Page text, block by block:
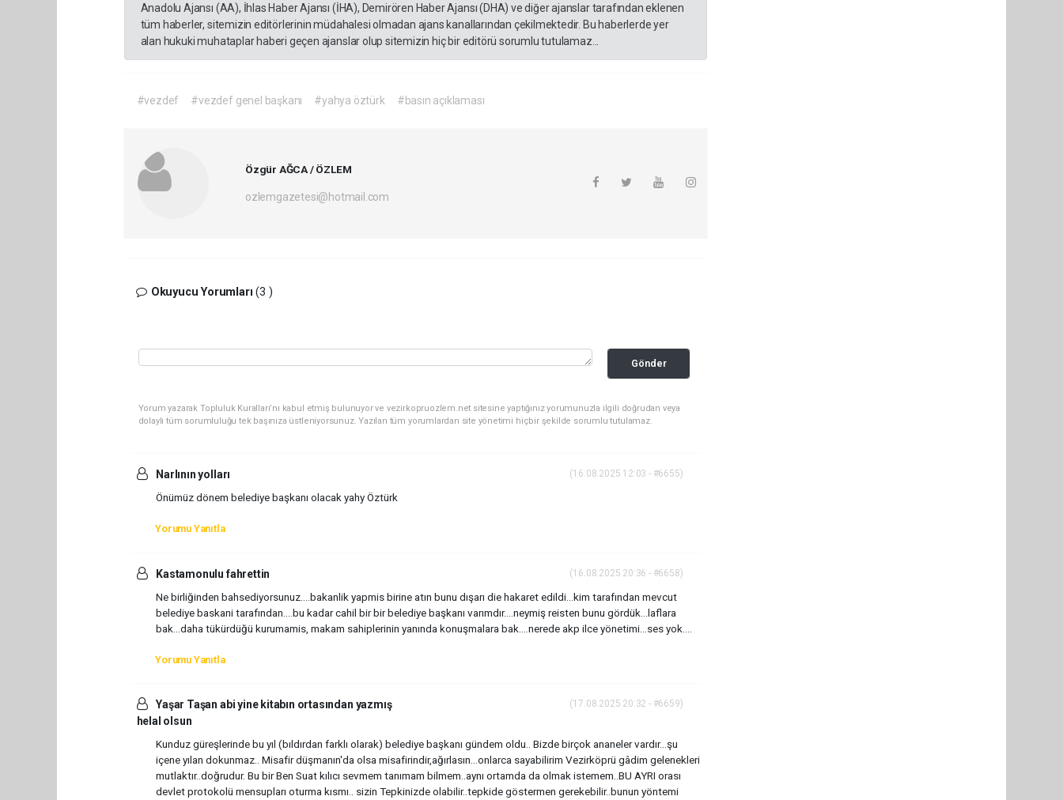
Anadolu Ajansı (AA), İhlas Haber Ajansı (İHA), Demirören Haber Ajansı (DHA) ve diğer ajanslar tarafından eklenen
tüm haberler, sitemizin editörlerinin müdahalesi olmadan ajans kanallarından çekilmektedir. Bu haberlerde yer
alan hukuki muhataplar haberi geçen ajanslar olup sitemizin hiç bir editörü sorumlu tutulamaz...
#vezdef #vezdef genel başkanı #yahya öztürk #basın açıklaması
Özgür AĞCA / ÖZLEM
ozlemgazetesi@hotmail.com
Okuyucu Yorumları(3 )
Gönder
Yorum yazarak Topluluk Kuralları’nı kabul etmiş bulunuyor ve vezirkopruozlem.net sitesine yaptığınız yorumunuzla ilgili doğrudan veya
dolaylı tüm sorumluluğu tek başınıza üstleniyorsunuz. Yazılan tüm yorumlardan site yönetimi hiçbir şekilde sorumlu tutulamaz.
Narlının yolları (16.08.2025 12:03 - #6655)
Önümüz dönem belediye başkanı olacak yahy Öztürk
Yorumu Yanıtla
Kastamonulu fahrettin (16.08.2025 20:36 - #6658)
Ne birliğinden bahsediyorsunuz....bakanlik yapmis birine atın bunu dışarı die hakaret edildi...kim tarafından mevcut
belediye baskani tarafından....bu kadar cahil bir bir belediye başkanı varımdır....neymiş reisten bunu gördük...laflara
bak...daha tükürdüğü kurumamis, makam sahiplerinin yanında konuşmalara bak....nerede akp ilce yönetimi...ses yok....
Yorumu Yanıtla
Yaşar Taşan abi yine kitabın ortasından yazmış
helal olsun
(17.08.2025 20:32 - #6659)
Kunduz güreşlerinde bu yıl (bıldırdan farklı olarak) belediye başkanı gündem oldu.. Bizde birçok ananeler vardır...şu
içene yılan dokunmaz.. Misafir düşmanın'da olsa misafirindir,ağırlasın...onlarca sayabilirim Vezirköprü gâdim gelenekleri
mutlaktır..doğrudur. Bu bir Ben Suat kılıcı sevmem tanımam bilmem..aynı ortamda da olmak istemem..BU AYRI orası
devlet protokolü mensupları oturma kısmı.. sizin Tepkinizde olabilir..tepkide göstermen gerekebilir..bunun yöntemi